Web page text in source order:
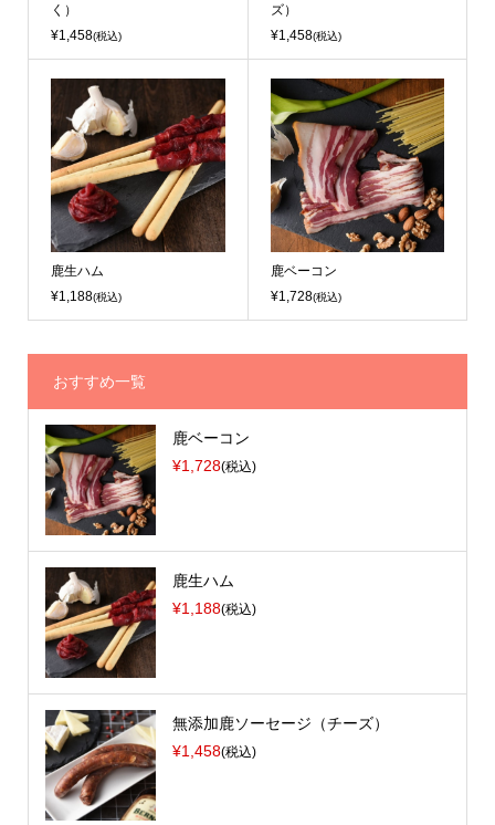
く）
¥1,458(税込)
ズ）
¥1,458(税込)
鹿生ハム
¥1,188(税込)
鹿ベーコン
¥1,728(税込)
おすすめ一覧
鹿ベーコン
¥1,728(税込)
鹿生ハム
¥1,188(税込)
無添加鹿ソーセージ（チーズ）
¥1,458(税込)